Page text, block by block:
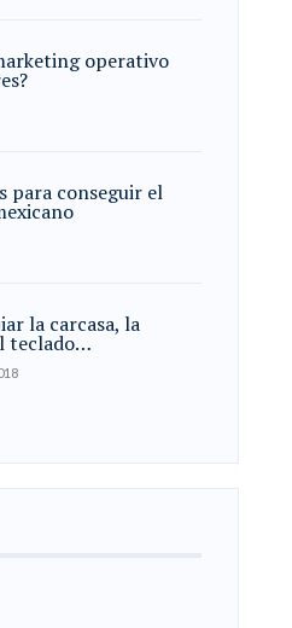
operativo
para conseguir el
la carcasa, la
teclado…